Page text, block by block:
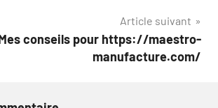
Article suivant
conseils pour https://maestro-
manufacture.com/